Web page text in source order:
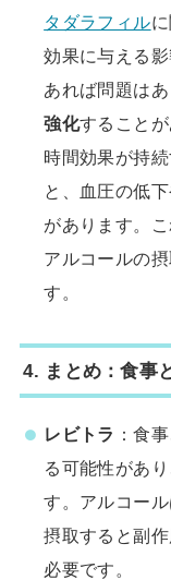
タダラフィル
効果に与える
あれば問題はあ
強化することが
時間効果が持
と、血圧の低
があります。こ
アルコールの
す。
4. まとめ：食事
レビトラ ：食
る可能性があ
す。アルコー
摂取すると副
必要です。